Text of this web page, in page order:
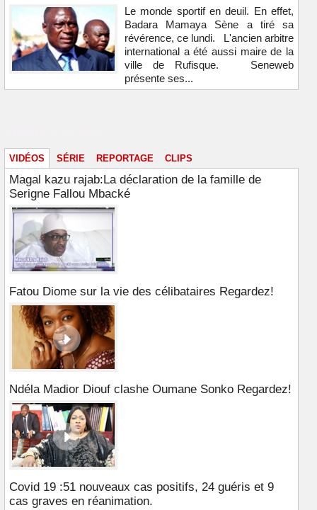
Le monde sportif en deuil. En effet,
Badara Mamaya Sène a tiré sa
révérence, ce lundi. L'ancien arbitre
international a été aussi maire de la
ville de Rufisque. Seneweb
présente ses...
VIDÉOS SÉRIE REPORTAGE CLIPS
Magal kazu rajab:La déclaration de la famille de
Serigne Fallou Mbacké
Fatou Diome sur la vie des célibataires Regardez!
Ndéla Madior Diouf clashe Oumane Sonko Regardez!
Covid 19 :51 nouveaux cas positifs, 24 guéris et 9
cas graves en réanimation.